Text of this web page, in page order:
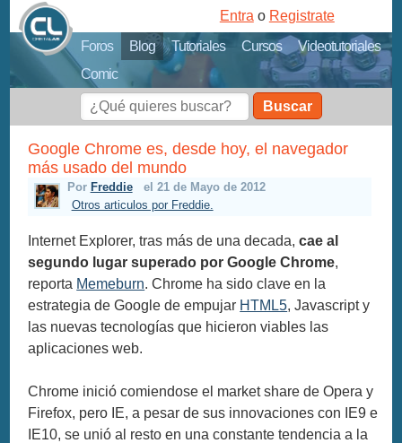
Foros Blog Tutoriales Cursos
Videotutoriales
Comic
Entra o Registrate
Buscar
Google Chrome es, desde hoy, el navegador
más usado del mundo
Por Freddie
el 21 de Mayo de 2012
Otros articulos por Freddie.
Internet Explorer, tras más de una decada,cae al
segundo lugar superado por Google Chrome,
reporta Memeburn. Chrome ha sido clave en la
estrategia de Google de empujar HTML5, Javascript y
las nuevas tecnologías que hicieron viables las
aplicaciones web.
Chrome inició comiendose el market share de Opera y
Firefox, pero IE, a pesar de sus innovaciones con IE9 e
IE10, se unió al resto en una constante tendencia a la